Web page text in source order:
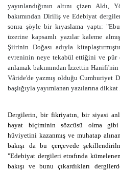
yayınlandığının altını çizen Aldı,
bakımından Diriliş ve Edebiyat
sonra şöyle bir kıyaslama yaptı: "
üzerine kapsamlı yazılar kaleme
Şiirinin Doğası adıyla
evreninin neye tekabül ettiğini ve pür
anlamak bakımından İzzettin Hanifi'nin
Vâride'de yazmış olduğu Cumhuriyet
başlığıyla yayımlanan yazılarına
Dergilerin, bir fikriyatın, bir siyasi
hayat biçiminin sözcüsü olma
hüviyetini kazanmış ve muhatap
bakışı da bu çerçevede
"Edebiyat dergileri etrafında
bakışı ve bunu çıkardıkları